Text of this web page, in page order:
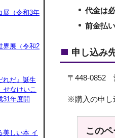
代金は
前金払い
申し込み
〒448-0852
※購入の申し
この
展（令和3年
界展（令和2
れだ』誕生
なけいこ
31年度開
美しい本 イ